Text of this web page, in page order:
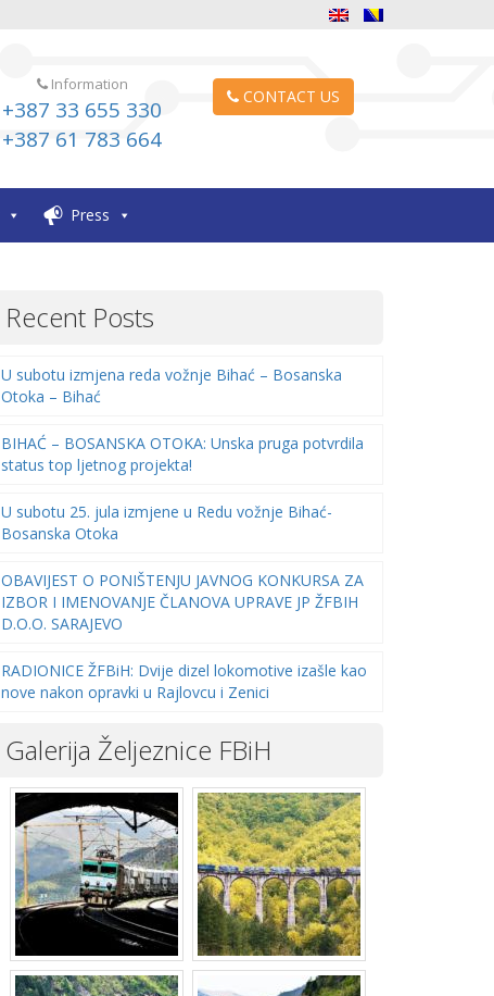
Information
+387 33 655 330
+387 61 783 664
CONTACT US
Press
Recent Posts
U subotu izmjena reda vožnje Bihać – Bosanska
Otoka – Bihać
BIHAĆ – BOSANSKA OTOKA: Unska pruga potvrdila
status top ljetnog projekta!
U subotu 25. jula izmjene u Redu vožnje Bihać-
Bosanska Otoka
OBAVIJEST O PONIŠTENJU JAVNOG KONKURSA ZA
IZBOR I IMENOVANJE ČLANOVA UPRAVE JP ŽFBIH
D.O.O. SARAJEVO
RADIONICE ŽFBiH: Dvije dizel lokomotive izašle kao
nove nakon opravki u Rajlovcu i Zenici
Galerija Željeznice FBiH